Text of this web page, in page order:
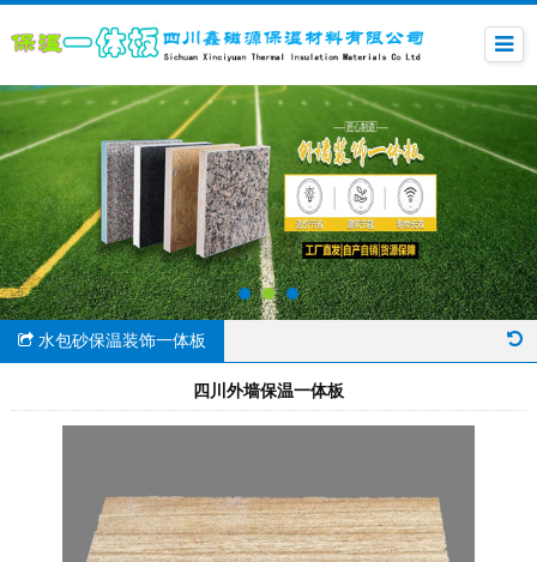
水包砂保温装饰一体板
四川外墙保温一体板